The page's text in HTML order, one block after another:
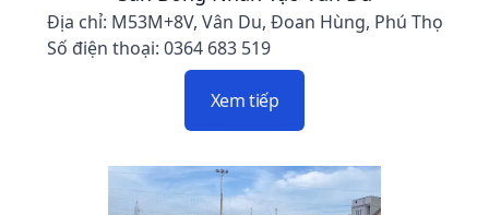
Địa chỉ: M53M+8V, Vân Du, Đoan Hùng, Phú Thọ
Số điện thoại: 0364 683 519
Xem tiếp